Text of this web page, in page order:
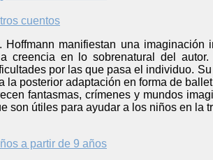
Hoffmann manifiestan una
creencia en lo sobrenatural del
por las que pasa el individuo.
la posterior adaptación en forma de
fantasmas, crímenes y mundos
son útiles para ayudar a los niños en la
a partir de 9 años